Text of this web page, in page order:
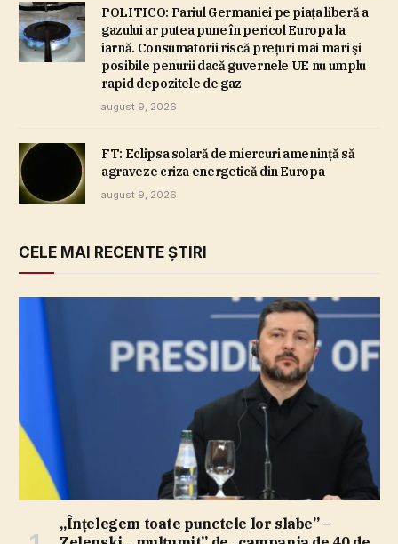
POLITICO: Pariul Germaniei pe piaţa liberă a
gazului ar putea pune în pericol Europa la
iarnă. Consumatorii riscă preţuri mai mari şi
posibile penurii dacă guvernele UE nu umplu
rapid depozitele de gaz
august 9, 2026
FT: Eclipsa solară de miercuri ameninţă să
agraveze criza energetică din Europa
august 9, 2026
CELE MAI RECENTE ȘTIRI
„Înţelegem toate punctele lor slabe” –